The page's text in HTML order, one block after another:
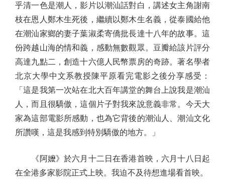
乎清一色是潮人，影片以潮汕話對白，講述女主角謝南
枝在恩人鄭木生死後，繼續以鄭木生名義，從泰國給他
在潮汕家鄉的妻子葉淑柔寄僑批長達十八年的故事。這
份跨越山海的情和義，感動無數觀眾。豆瓣給該片評分
高達九點二，創造十六億人民幣票房的奇跡。著名學者
北京大學中文系教授陳平原看完電影之後分享感受：
「這是我第一次站在北大百年講堂的舞台上說我是潮汕
人，而且很驕傲，這個片子對我來說意義非常。今天大
家為這部電影所感動，也為它背後的潮汕人、潮汕文化
所讚嘆，這是我感到特別驕傲的地方。」
《阿嬤》於六月十二日在香港首映，六月十八日起
在全港多家影院正式上映。我迫不及待想進場看首映。